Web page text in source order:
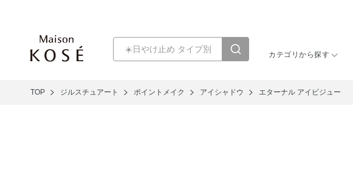
カテゴリから探す
TOP ジルスチュアート ポイントメイク アイシャドウ エターナル アイビジュー